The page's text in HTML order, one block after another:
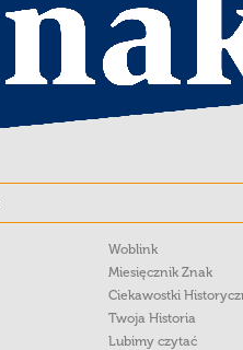
Woblink
Miesięcznik Znak
Ciekawostki
Twoja Historia
Lubimy czytać